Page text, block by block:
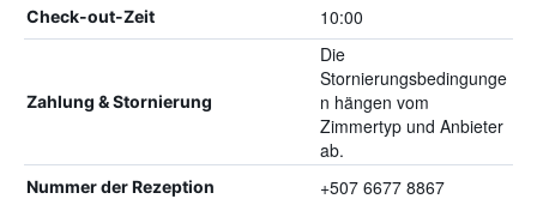
Check-out-Zeit 10:00
Zahlung & Stornierung
Die
Stornierungsbedingunge
n hängen vom
Zimmertyp und Anbieter
ab.
Nummer der Rezeption +507 6677 8867